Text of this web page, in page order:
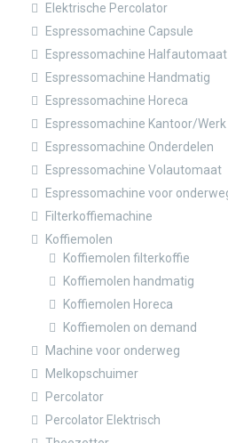
Elektrische Percolator
Espressomachine Capsule
Espressomachine Halfautomaat
Espressomachine Handmatig
Espressomachine Horeca
Espressomachine Kantoor/Werk
Espressomachine Onderdelen
Espressomachine Volautomaat
Espressomachine voor
Filterkoffiemachine
Koffiemolen
Koffiemolen filterkoffie
Koffiemolen handmatig
Koffiemolen Horeca
Koffiemolen on demand
Machine voor onderweg
Melkopschuimer
Percolator
Percolator Elektrisch